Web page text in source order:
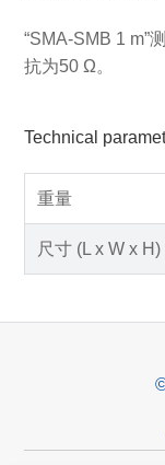
“SMA-SMB 1 m”
抗为50 Ω。
Technical
重量
尺寸 (L x W x H)